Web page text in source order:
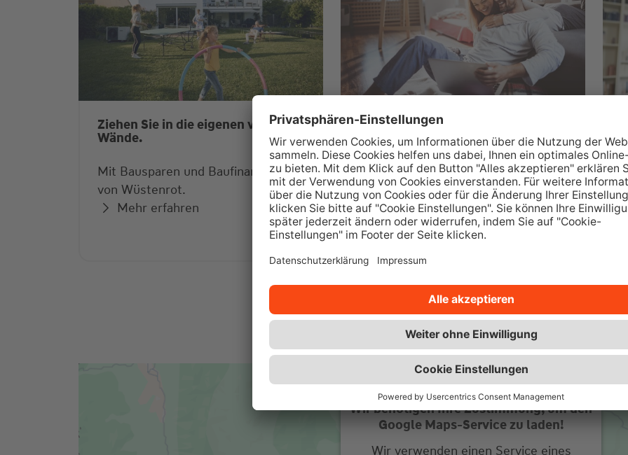
Ziehen Sie in die eigenen vier
Wände.
Mit Bausparen und Baufinanzierung
von Wüstenrot.
Mehr erfahren
Wüstenrot Wohnwelt
Über 350.000 Immobilienangebote
sowie interessante Ratgeber und
Beiträge.
Zur Wüstenrot Wohnwelt
Wir benötigen Ihre Zustimmung, um den
Google Maps-Service zu laden!
Wir verwenden einen Service eines